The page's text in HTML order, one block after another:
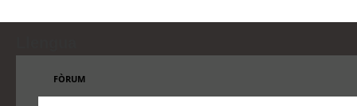
FÒRUM